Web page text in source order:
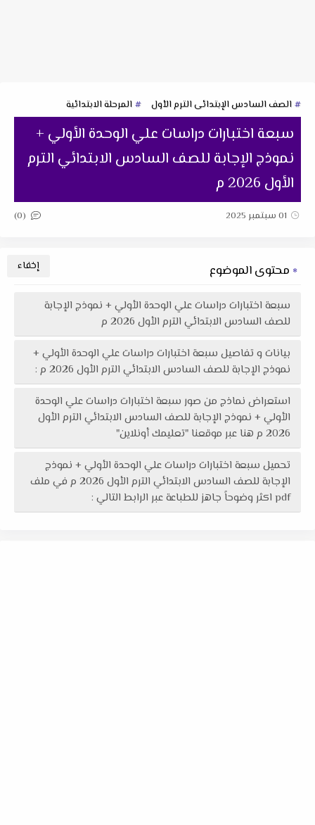
الصف السادس الإبتدائى الترم الأول المرحلة الابتدائية
سبعة اختبارات دراسات علي الوحدة الأولي +
نموذج الإجابة للصف السادس الابتدائي الترم
الأول 2026 م
01 سبتمبر 2025 (0)
محتوى الموضوع
سبعة اختبارات دراسات علي الوحدة الأولي + نموذج الإجابة
للصف السادس الابتدائي الترم الأول 2026 م
بيانات و تفاصيل سبعة اختبارات دراسات علي الوحدة الأولي +
نموذج الإجابة للصف السادس الابتدائي الترم الأول 2026 م :
استعراض نماذج من صور سبعة اختبارات دراسات علي الوحدة
الأولي + نموذج الإجابة للصف السادس الابتدائي الترم الأول
2026 م هنا عبر موقعنا "تعليمك أونلاين"
تحميل سبعة اختبارات دراسات علي الوحدة الأولي + نموذج
الإجابة للصف السادس الابتدائي الترم الأول 2026 م في ملف
pdf اكثر وضوحاً جاهز للطباعة عبر الرابط التالي :